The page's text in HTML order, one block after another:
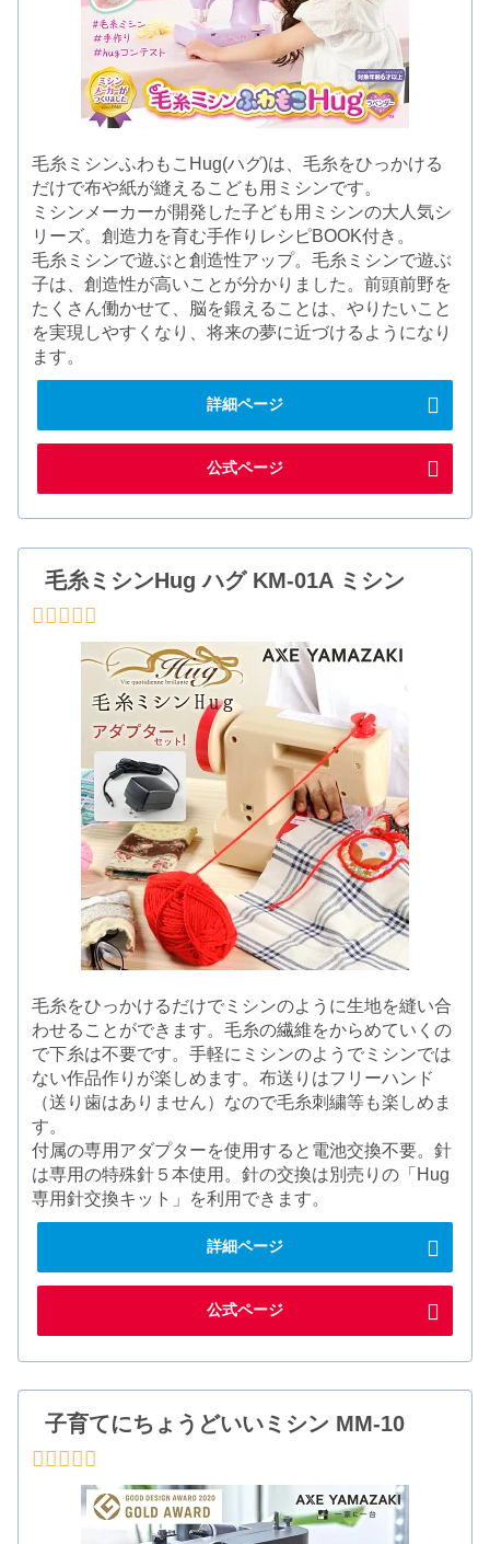
毛糸ミシンふわもこHug(ハグ)は、毛糸をひっかける
だけで布や紙が縫えるこども用ミシンです。
ミシンメーカーが開発した子ども用ミシンの大人気シ
リーズ。創造力を育む手作りレシピBOOK付き。
毛糸ミシンで遊ぶと創造性アップ。毛糸ミシンで遊ぶ
子は、創造性が高いことが分かりました。前頭前野を
たくさん働かせて、脳を鍛えることは、やりたいこと
を実現しやすくなり、将来の夢に近づけるようになり
ます。
詳細ページ
公式ページ
毛糸ミシンHug ハグ KM-01A ミシン
毛糸をひっかけるだけでミシンのように生地を縫い合
わせることができます。毛糸の繊維をからめていくの
で下糸は不要です。手軽にミシンのようでミシンでは
ない作品作りが楽しめます。布送りはフリーハンド
（送り歯はありません）なので毛糸刺繍等も楽しめま
す。
付属の専用アダプターを使用すると電池交換不要。針
は専用の特殊針５本使用。針の交換は別売りの「Hug
専用針交換キット」を利用できます。
詳細ページ
公式ページ
子育てにちょうどいいミシン MM-10